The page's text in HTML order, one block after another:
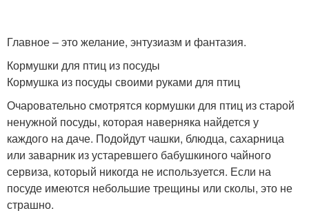
Главное – это желание, энтузиазм и фантазия.
Кормушки для птиц из посуды
Кормушка из посуды своими руками для птиц
Очаровательно смотрятся кормушки для птиц из старой
ненужной посуды, которая наверняка найдется у
каждого на даче. Подойдут чашки, блюдца, сахарница
или заварник из устаревшего бабушкиного чайного
сервиза, который никогда не используется. Если на
посуде имеются небольшие трещины или сколы, это не
страшно.